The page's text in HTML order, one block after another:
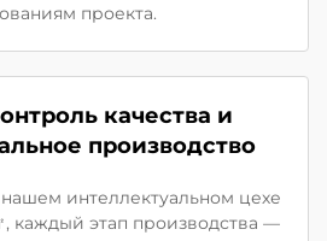
проекта.
качества и
производство
интеллектуальном цехе
каждый этап производства —